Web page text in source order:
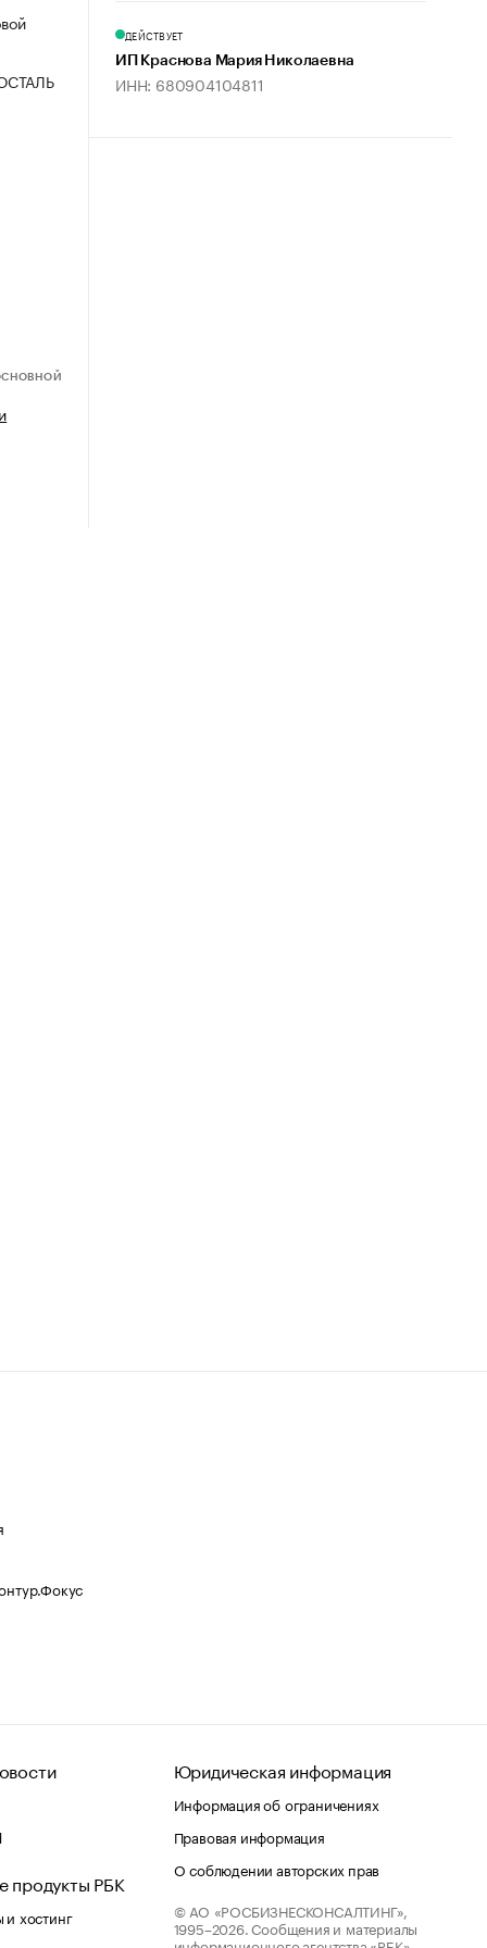
ДЕЙСТВУЕТ
ИП Краснова Мария Николаевна
ИНН: 680904104811
продукты РБК
хостинг
Юридическая информация
Информация об ограничениях
Правовая информация
О соблюдении авторских прав
© АО «РОСБИЗНЕСКОНСАЛТИНГ»,
1995–2026. Сообщения и материалы